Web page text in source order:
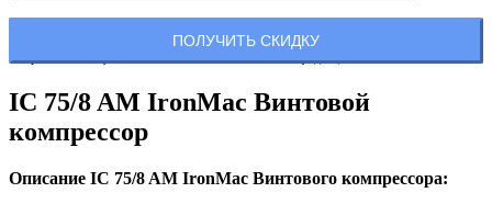
Отправляя заявку, Вы соглашаетесь сполитикой конфиденциальности.
IC 75/8 AM IronMac Винтовой
компрессор
Описание IC 75/8 AM IronMac Винтового компрессора: